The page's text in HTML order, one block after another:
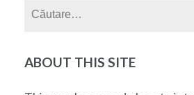
ABOUT THIS SITE